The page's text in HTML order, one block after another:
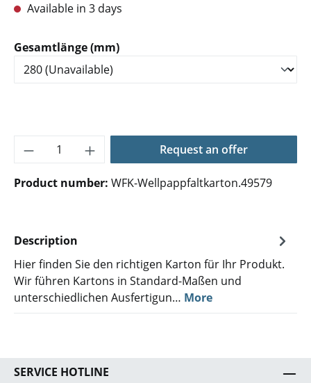
Available in 3 days
Select
Gesamtlänge (mm)
Product Quantity: Enter the desired
Request an offer
Product number: WFK-Wellpappfaltkarton.49579
Description
Hier finden Sie den richtigen Karton für Ihr Produkt.
Wir führen Kartons in Standard-Maßen und
unterschiedlichen Ausfertigun… More
SERVICE HOTLINE